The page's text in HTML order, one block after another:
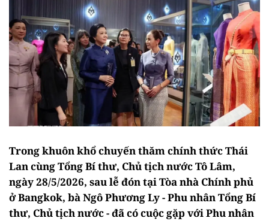
Trong khuôn khổ chuyến thăm chính thức Thái
Lan cùng Tổng Bí thư, Chủ tịch nước Tô Lâm,
ngày 28/5/2026, sau lễ đón tại Tòa nhà Chính phủ
ở Bangkok, bà Ngô Phương Ly - Phu nhân Tổng Bí
thư, Chủ tịch nước - đã có cuộc gặp với Phu nhân